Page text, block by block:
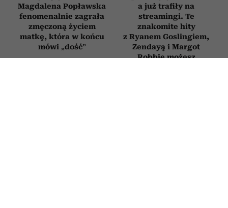
Magdalena Popławska
fenomenalnie zagrała
zmęczoną życiem
matkę, która w końcu
mówi „dość”
a już trafiły na
streamingi. Te
znakomite hity
z Ryanem Goslingiem,
Zendayą i Margot
Robbie możesz